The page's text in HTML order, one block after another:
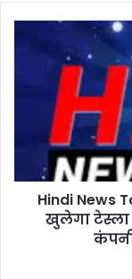
s
Hindi News
खुलेगा टेस्ला